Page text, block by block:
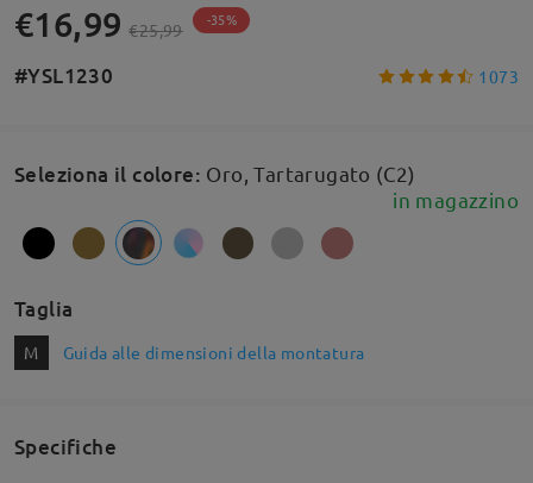
€16,99 €25,99 -35%
#YSL1230 1073
Seleziona il colore: Oro, Tartarugato (C2)
in magazzino
Taglia
M Guida alle dimensioni della montatura
Specifiche